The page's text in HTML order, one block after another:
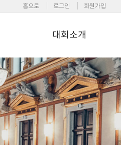
홈으로 로그인 회원가입
대회소개